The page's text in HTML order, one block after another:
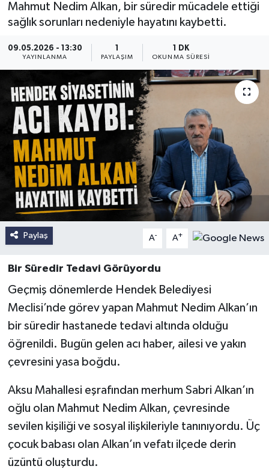
Mahmut Nedim Alkan, bir süredir mücadele ettiği
sağlık sorunları nedeniyle hayatını kaybetti.
09.05.2026 - 13:30
YAYINLANMA PAYLAŞIM
1 DK
OKUNMA SÜRESI
Paylaş A- A+
Bir Süredir Tedavi Görüyordu
Geçmiş dönemlerde Hendek Belediyesi
Meclisi’nde görev yapan Mahmut Nedim Alkan’ın
bir süredir hastanede tedavi altında olduğu
öğrenildi. Bugün gelen acı haber, ailesi ve yakın
çevresini yasa boğdu.
Aksu Mahallesi eşrafından merhum Sabri Alkan’ın
oğlu olan Mahmut Nedim Alkan, çevresinde
sevilen kişiliği ve sosyal ilişkileriyle tanınıyordu. Üç
çocuk babası olan Alkan’ın vefatı ilçede derin
üzüntü oluşturdu.